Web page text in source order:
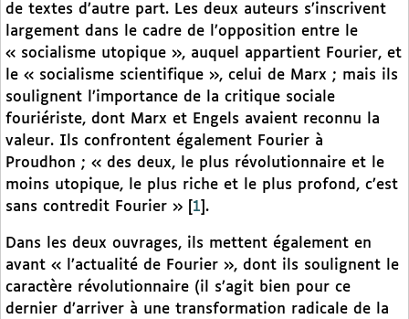
de textes d’autre part. Les deux auteurs s’inscrivent
largement dans le cadre de l’opposition entre le
« socialisme utopique », auquel appartient Fourier, et
le « socialisme scientifique », celui de Marx ; mais ils
soulignent l’importance de la critique sociale
fouriériste, dont Marx et Engels avaient reconnu la
valeur. Ils confrontent également Fourier à
Proudhon ; « des deux, le plus révolutionnaire et le
moins utopique, le plus riche et le plus profond, c’est
sans contredit Fourier »
1 .
Dans les deux ouvrages, ils mettent également en
avant « l’actualité de Fourier », dont ils soulignent le
caractère révolutionnaire (il s’agit bien pour ce
dernier d’arriver à une transformation radicale de la